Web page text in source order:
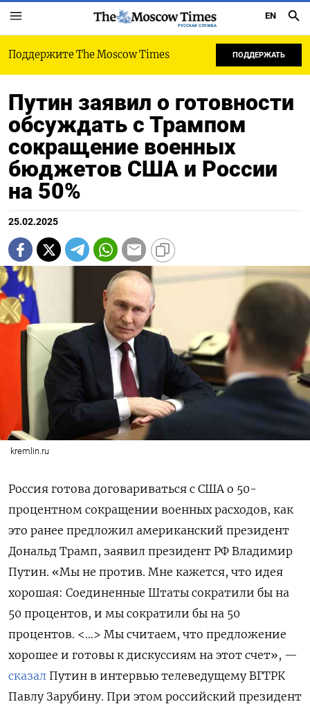
РУССКАЯ СЛУЖБА
EN
Поддержите The Moscow Times ПОДДЕРЖАТЬ
Путин заявил о готовности
обсуждать с Трампом
сокращение военных
бюджетов США и России
на 50%
25.02.2025
kremlin.ru
Россия готова договариваться с США о 50-
процентном сокращении военных расходов, как
это ранее предложил американский президент
Дональд Трамп, заявил президент РФ Владимир
Путин. «Мы не против. Мне кажется, что идея
хорошая: Соединенные Штаты сократили бы на
50 процентов, и мы сократили бы на 50
процентов. <…> Мы считаем, что предложение
хорошее и готовы к дискуссиям на этот счет», —
сказал Путин в интервью телеведущему ВГТРК
Павлу Зарубину. При этом российский президент